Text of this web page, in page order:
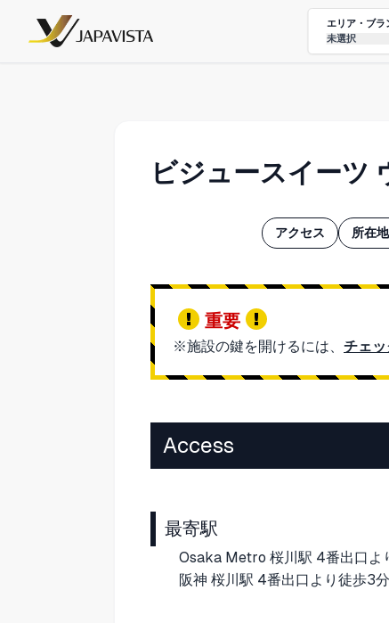
エリア・ブラ
未選択
ビジュースイーツ
アクセス 所在
重要
※施設の鍵を開けるには、 チェ
Access
最寄駅
Osaka Metro 桜川駅 4番出口よ
阪神 桜川駅 4番出口より徒歩3分